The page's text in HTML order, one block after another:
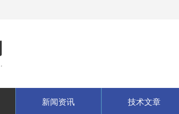
新闻资讯 技术文章